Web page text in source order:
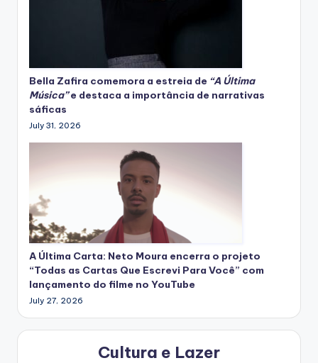
Bella Zafira comemora a estreia de “A Última
Música”e destaca a importância de narrativas
sáficas
July 31, 2026
A Última Carta: Neto Moura encerra o projeto
“Todas as Cartas Que Escrevi Para Você” com
lançamento do filme no YouTube
July 27, 2026
Cultura e Lazer